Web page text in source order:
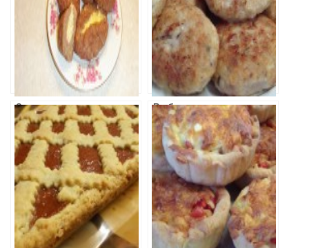
Зразы с сыром
Рыбные
котлеты с
сыром